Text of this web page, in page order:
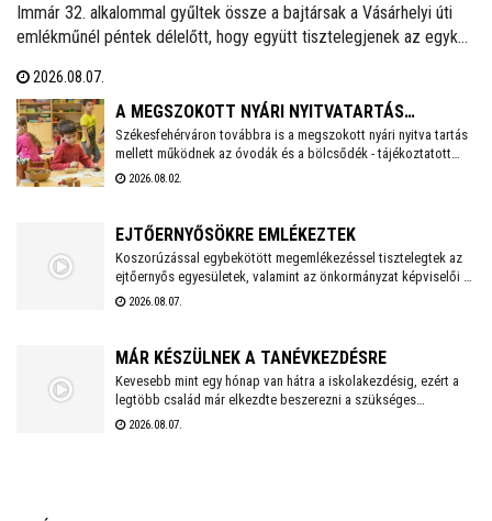
Immár 32. alkalommal gyűltek össze a bajtársak a Vásárhelyi úti
emlékműnél péntek délelőtt, hogy együtt tisztelegjenek az egykori
Veterán Repülők és Ejtőernyősök Fejér Megyei Egyesülete ezzel a
rendezvénnyel őrzi az a második világháború után újjászervezett,
1951-től 1954-ig Székesfehérváron ismertté vált ejtőernyős
alakulat emlékét.
2026.08.07.
A MEGSZOKOTT NYÁRI NYITVATARTÁS
MELLETT MŰKÖDNEK A FEHÉRVÁRI ÓVODÁK ÉS
BÖLCSŐDÉK
Székesfehérváron továbbra is a megszokott nyári nyitva tartás
mellett működnek az óvodák és a bölcsődék - tájékoztatott
közösségi oldalán a város polgármestere. Hétfőtől is tehát a
2026.08.02.
EJTŐERNYŐSÖKRE EMLÉKEZTEK
Koszorúzással egybekötött megemlékezéssel tisztelegtek az
ejtőernyős egyesületek, valamint az önkormányzat képviselői a
Repülős és Ejtőernyős Emlékműnél. A jelenlévők a 62. Önálló
2026.08.07.
MÁR KÉSZÜLNEK A TANÉVKEZDÉSRE
Kevesebb mint egy hónap van hátra a iskolakezdésig, ezért a
legtöbb család már elkezdte beszerezni a szükséges
tanszereket. A fehérvári papír-írószer üzletek már július eleje
2026.08.07.